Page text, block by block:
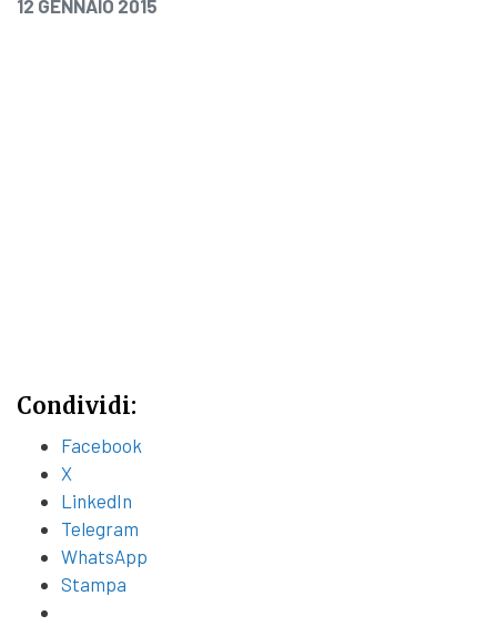
PUBBLICATO IL
12 GENNAIO 2015
Condividi:
Facebook
X
LinkedIn
Telegram
WhatsApp
Stampa